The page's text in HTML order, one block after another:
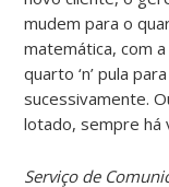
mudem para o
matemática, com
quarto ‘n’ pula
sucessivamente.
lotado, sempre há
Serviço de